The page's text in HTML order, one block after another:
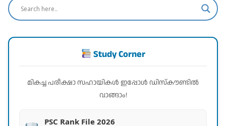
Study Corner
മികച്ച പരീക്ഷാ സഹായികൾ ഇപ്പോൾ ഡിസ്കൗണ്ടിൽ
വാങ്ങാം!
PSC Rank File 2026